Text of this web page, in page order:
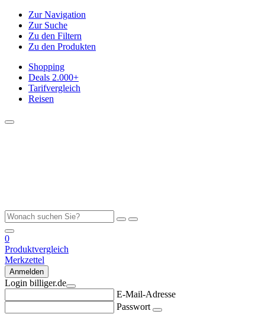
Zur Navigation
Zur Suche
Zu den Filtern
Zu den Produkten
Shopping
Deals 2.000+
Tarifvergleich
Reisen
0
Produktvergleich
Merkzettel
Anmelden
Login billiger.de
E-Mail-Adresse
Passwort